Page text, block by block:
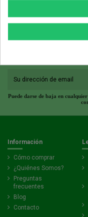
Puede darse de baja en
Información
Cómo comprar
¿Quiénes Somos?
Preguntas
frecuentes
Blog
Contacto